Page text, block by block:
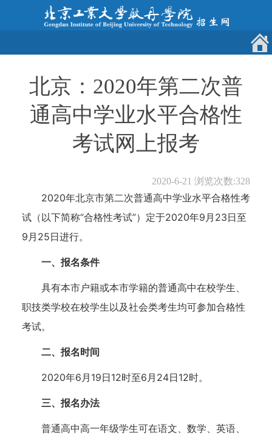
北京：2020年第二次普
通高中学业水平合格性
考试网上报考
2020-6-21浏览次数:328
2020年北京市第二次普通高中学业水平合格性考
试（以下简称“合格性考试”）定于2020年9月23日至
9月25日进行。
一、报名条件
具有本市户籍或本市学籍的普通高中在校学生、
职技类学校在校学生以及社会类考生均可参加合格性
考试。
二、报名时间
2020年6月19日12时至6月24日12时。
三、报名办法
普通高中高一年级学生可在语文、数学、英语、